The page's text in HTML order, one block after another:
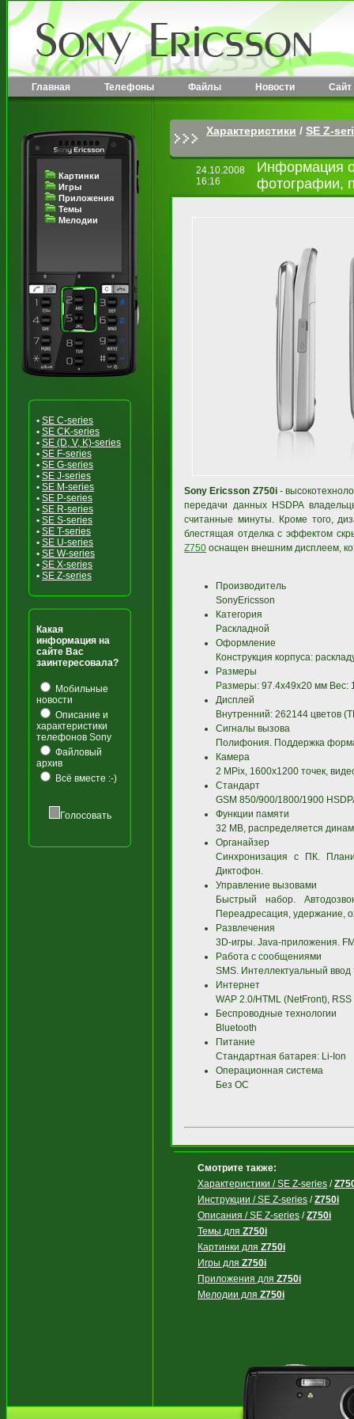
Главная Телефоны Файлы Новости Сайт
Картинки
Игры
Приложения
Темы
Мелодии
• SE C-series
• SE CK-series
• SE (D, V, K)-series
• SE F-series
• SE G-series
• SE J-series
• SE M-series
• SE P-series
• SE R-series
• SE S-series
• SE T-series
• SE U-series
• SE W-series
• SE X-series
• SE Z-series
Какая
информация на
сайте Вас
заинтересовала?
Мобильные
новости
Описание и
характеристики
телефонов Sony
Файловый
архив
Всё вместе :-)
Голосовать
Характеристики / SE Z-
24.10.2008
16:16
Информация о
фотографии,
Sony Ericsson Z750i-
передачи данных HSDPA
считанные минуты. Кроме того,
блестящая отделка с эффектом
Z750 оснащен внешним дисплеем,
Производитель
SonyEricsson
Категория
Раскладной
Оформление
Конструкция корпуса:
Размеры
Размеры: 97.4x49x20 мм Вес:
Дисплей
Внутренний: 262144 цветов
Сигналы вызова
Полифония. Поддержка
Камера
2 MPix, 1600x1200 точек,
Стандарт
GSM 850/900/1800/1900
Функции памяти
32 MB, распределяется
Органайзер
Синхронизация с ПК.
Диктофон.
Управление вызовами
Быстрый набор.
Переадресация, удержание,
Развлечения
3D-игры. Java-приложения.
Работа с сообщениями
SMS. Интеллектуальный ввод
Интернет
WAP 2.0/HTML (NetFront),
Беспроводные технологии
Bluetooth
Питание
Стандартная батарея: Li-Ion
Операционная система
Без ОС
Смотрите также:
Характеристики / SE Z-series /
Инструкции / SE Z-series /Z750i
Описания / SE Z-series /Z750i
Темы для Z750i
Картинки для Z750i
Игры для Z750i
Приложения для Z750i
Мелодии для Z750i